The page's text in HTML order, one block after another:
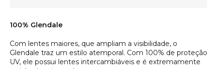
100% Glendale
Com lentes maiores, que ampliam a visibilidade, o
Glendale traz um estilo atemporal. Com 100% de proteção
UV, ele possui lentes intercambiáveis e é extremamente